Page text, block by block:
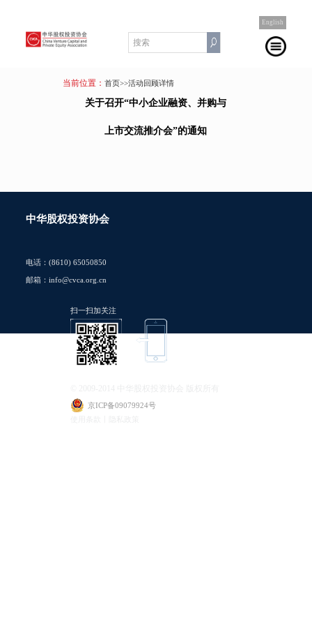
English
当前位置： 首页>>活动回顾详情
关于召开“中小企业融资、并购与
上市交流推介会”的通知
中华股权投资协会
电话：(8610) 65050850
邮箱：info@cvca.org.cn
扫一扫加关注
京ICP备09079924号